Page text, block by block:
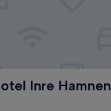
Inre Hamnen
Hamnen